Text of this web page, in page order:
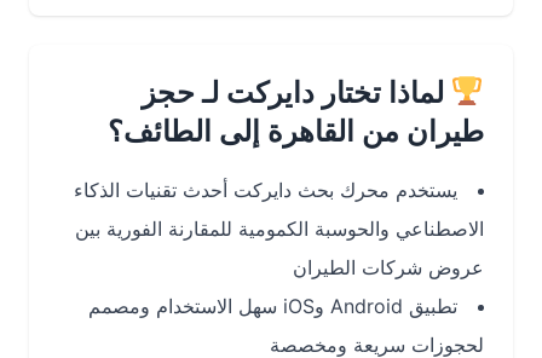
لماذا تختار دايركت لـ حجز
طيران من القاهرة إلى الطائف؟
يستخدم محرك بحث دايركت أحدث تقنيات الذكاء
الاصطناعي والحوسبة الكمومية للمقارنة الفورية بين
عروض شركات الطيران
تطبيق Android وiOS سهل الاستخدام ومصمم
لحجوزات سريعة ومخصصة